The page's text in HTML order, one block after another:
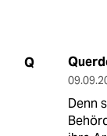
Q
Denn